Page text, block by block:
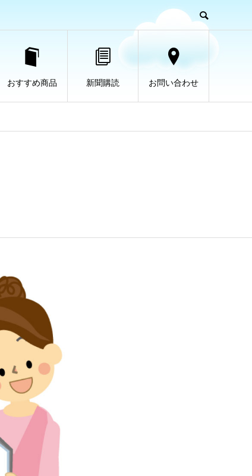
おすすめ商品 新聞購読 お問い合わせ